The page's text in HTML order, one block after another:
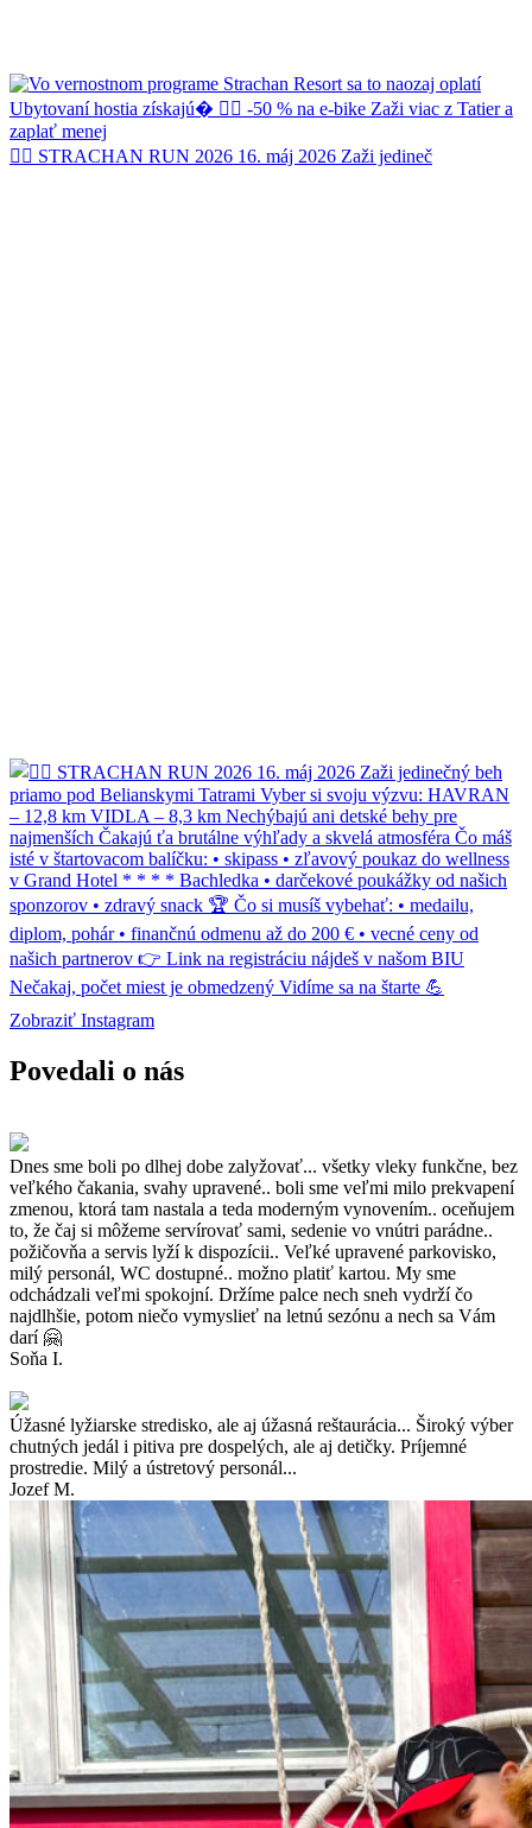
🏃‍♂️ STRACHAN RUN 2026 16. máj 2026 Zaži jedineč
Zobraziť Instagram
Povedali o nás
Dnes sme boli po dlhej dobe zalyžovať... všetky vleky funkčne, bez
veľkého čakania, svahy upravené.. boli sme veľmi milo prekvapení
zmenou, ktorá tam nastala a teda moderným vynovením.. oceňujem
to, že čaj si môžeme servírovať sami, sedenie vo vnútri parádne..
požičovňa a servis lyží k dispozícii.. Veľké upravené parkovisko,
milý personál, WC dostupné.. možno platiť kartou. My sme
odchádzali veľmi spokojní. Držíme palce nech sneh vydrží čo
najdlhšie, potom niečo vymyslieť na letnú sezónu a nech sa Vám
darí 🤗
Soňa I.
Úžasné lyžiarske stredisko, ale aj úžasná reštaurácia... Široký výber
chutných jedál i pitiva pre dospelých, ale aj detičky. Príjemné
prostredie. Milý a ústretový personál...
Jozef M.